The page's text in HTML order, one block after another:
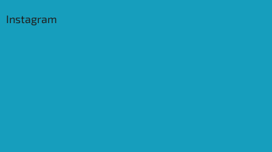
Instagram